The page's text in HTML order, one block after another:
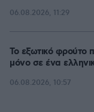
06.08.2026, 11:29
Το εξωτικό φρούτο
μόνο σε ένα
06.08.2026, 10:57